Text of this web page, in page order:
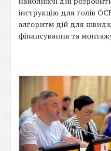
інструкцію для голів
алгоритм дій для
фінансування та